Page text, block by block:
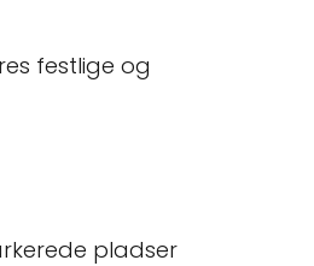
festlige og
pladser